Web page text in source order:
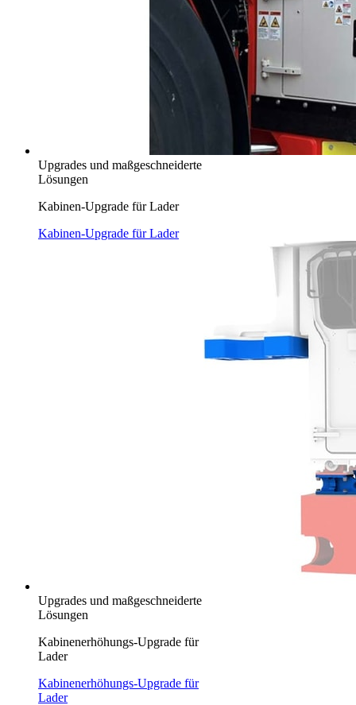
Upgrades und maßgeschneiderte
Lösungen
Kabinen-Upgrade für Lader
Kabinen-Upgrade für Lader
Upgrades und maßgeschneiderte
Lösungen
Kabinenerhöhungs-Upgrade für
Lader
Kabinenerhöhungs-Upgrade für
Lader